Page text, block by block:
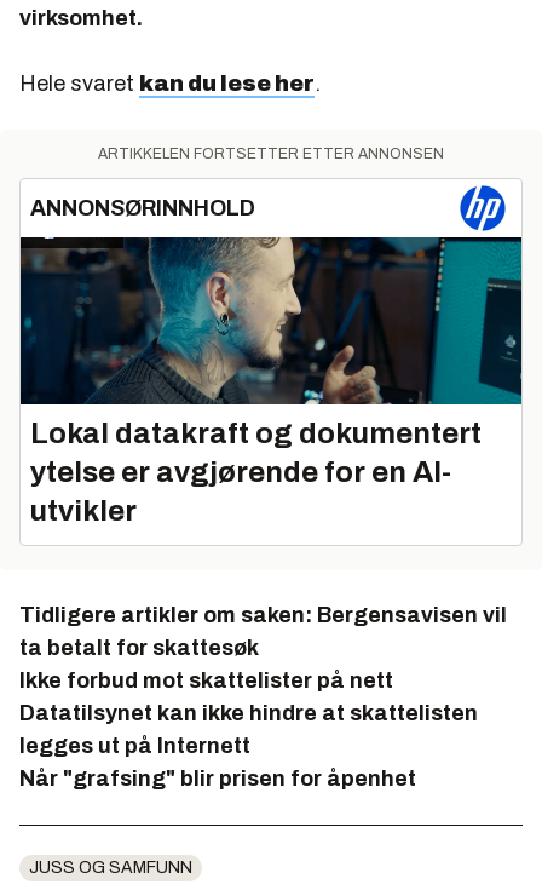
virksomhet.
Hele svaret kan du lese her.
ARTIKKELEN FORTSETTER ETTER ANNONSEN
ANNONSØRINNHOLD
Lokal datakraft og dokumentert
ytelse er avgjørende for en AI-
utvikler
Tidligere artikler om saken: Bergensavisen vil
ta betalt for skattesøk
Ikke forbud mot skattelister på nett
Datatilsynet kan ikke hindre at skattelisten
legges ut på Internett
Når "grafsing" blir prisen for åpenhet
JUSS OG SAMFUNN